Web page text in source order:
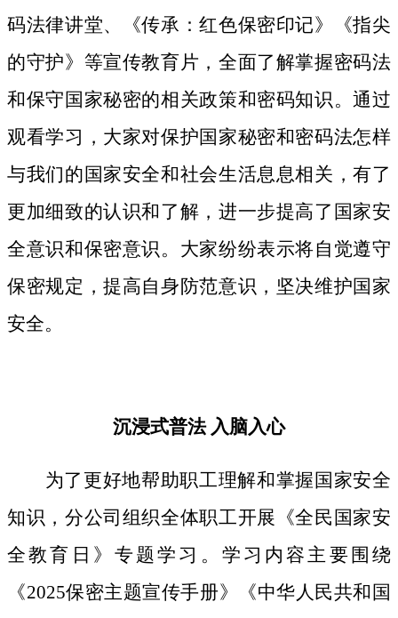
码法律讲堂、
《传承：红色保密印记》《指尖
的守护》等宣传教育片， 全面了解掌握密码法
和保守国家秘密的相关政策和密码知识。通过
观看学习，大家对保护国家秘密和密码法怎样
与我们的国家安全和社会生活息息相关，有了
更加细致的认识和了解，进一步提高了国家安
全意识和保密意识。大家纷纷表示将自觉遵守
保密规定，提高自身防范意识，坚决维护国家
安全。
沉浸式普法 入脑入心
为了更好地帮助职工理解和掌握国家安全
知识，分公司组织全体职工开展《全民国家安
全教育日》专题学习。学习内容主要围绕
《2025保密主题宣传手册》《中华人民共和国